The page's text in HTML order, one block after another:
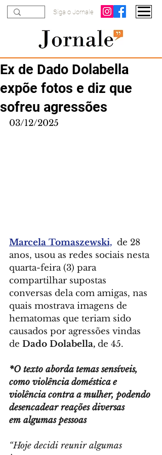
Siga o Jornale
Ex de Dado Dolabella
expõe fotos e diz que
sofreu agressões
03/12/2025
Marcela Tomaszewski, de 28
anos, usou as redes sociais nesta
quarta-feira (3) para
compartilhar supostas
conversas dela com amigas, nas
quais mostrava imagens de
hematomas que teriam sido
causados por agressões vindas
de Dado Dolabella, de 45.
*O texto aborda temas sensíveis,
como violência doméstica e
violência contra a mulher, podendo
desencadear reações diversas
em algumas pessoas
“Hoje decidi reunir algumas